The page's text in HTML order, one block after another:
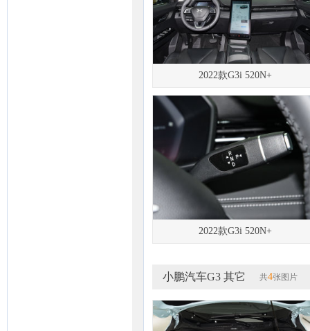
2022款G3i 520N+
2022款G3i 520N+
小鹏汽车G3 其它 共4张图片